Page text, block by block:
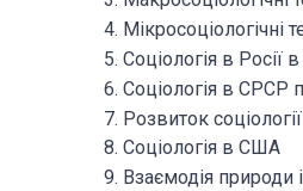
4. Мікросоціологічні
5. Соціологія в Росії
6. Соціологія в СРСР
7. Розвиток
8. Соціологія в США
9. Взаємодія природи